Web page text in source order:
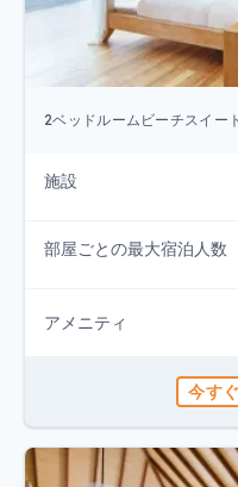
2ベッドルームビーチスイート
施設
部屋ごとの最大宿泊人数
アメニティ
今す